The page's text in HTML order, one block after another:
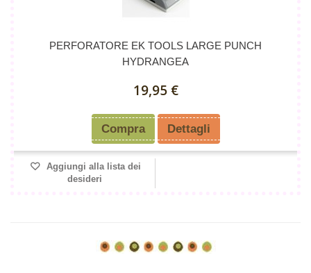
PERFORATORE EK TOOLS LARGE PUNCH
HYDRANGEA
19,95 €
Compra Dettagli
Aggiungi alla lista dei
desideri